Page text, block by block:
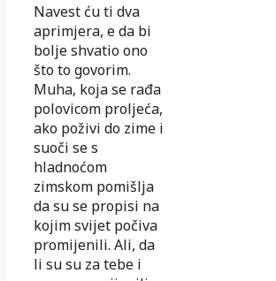
Navest ću ti dva
aprimjera, e da bi
bolje shvatio ono
što to govorim.
Muha, koja se rađa
polovicom proljeća,
ako poživi do zime i
suoči se s
hladnoćom
zimskom pomišlja
da su se propisi na
kojim svijet počiva
promijenili. Ali, da
li su su za tebe i